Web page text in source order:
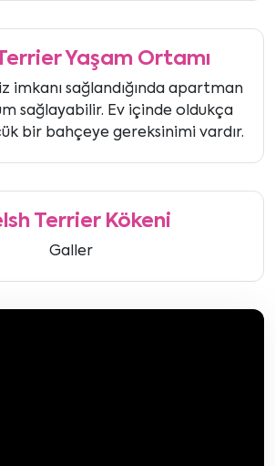
Yaşam Ortamı
imkanı sağlandığında apartman
sağlayabilir. Ev içinde oldukça
bir bahçeye gereksinimi vardır.
Terrier Kökeni
Galler